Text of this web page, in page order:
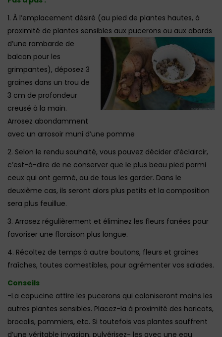
1. À l’emplacement désiré (au pied de plantes hautes, à
proximité de plantes sensibles aux pucerons ou aux abords
d’une rambarde de
balcon pour les
grimpantes), déposez 3
graines dans un trou de
3 cm de profondeur
creusé à la main.
Arrosez abondamment
avec un arrosoir muni d’une pomme
2. Selon le rendu souhaité, vous pouvez décider d’éclaircir,
c’est-à-dire de ne conserver que le plus beau pied parmi
ceux qui ont germé, ou de tous les garder. Dans le
deuxième cas, ils seront alors plus petits et la composition
sera plus feuillue.
3. Arrosez régulièrement et éliminez les fleurs fanées pour
favoriser une floraison plus longue.
4. Récoltez de temps à autre boutons, fleurs et graines
fraîches, toutes comestibles, pour agrémenter vos salades.
Conseils
-La capucine attire les pucerons qui coloniseront moins les
autres plantes sensibles. Placez-la à proximité des haricots,
brocolis, pommiers, etc. Si toutefois vos plantes souffrent
d’une véritable invasion, pulvérisez- les avec une eau